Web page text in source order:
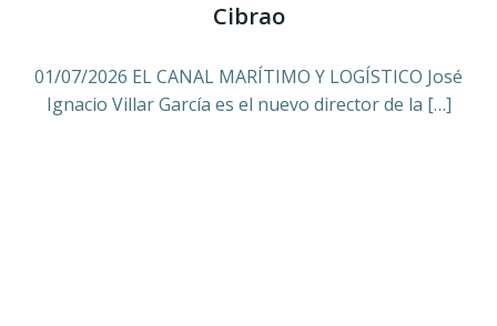
Cibrao
01/07/2026 EL CANAL MARÍTIMO Y LOGÍSTICO José
Ignacio Villar García es el nuevo director de la […]